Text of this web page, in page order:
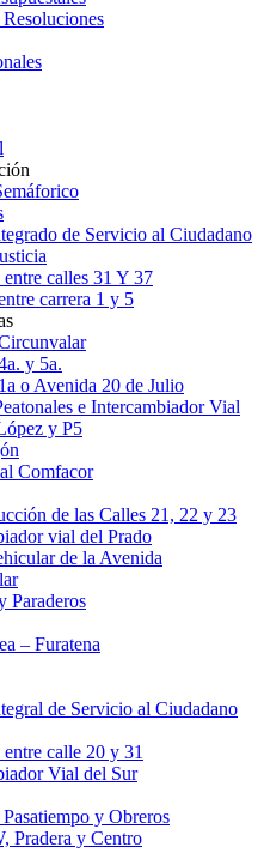
de Servicio al Ciudadano
entre calles 31 Y 37
carrera 1 y 5
y 5a.
o Avenida 20 de Julio
e Intercambiador Vial
y P5
Comfacor
de las Calles 21, 22 y 23
vial del Prado
de la Avenida
Paraderos
– Furatena
de Servicio al Ciudadano
entre calle 20 y 31
Vial del Sur
y Obreros
Pradera y Centro